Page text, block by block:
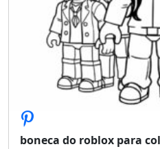
boneca do roblox para